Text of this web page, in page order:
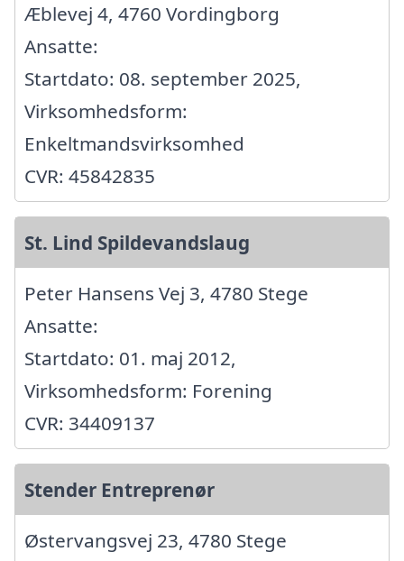
Æblevej 4, 4760 Vordingborg
Ansatte:
Startdato: 08. september 2025,
Virksomhedsform:
Enkeltmandsvirksomhed
CVR: 45842835
St. Lind Spildevandslaug
Peter Hansens Vej 3, 4780 Stege
Ansatte:
Startdato: 01. maj 2012,
Virksomhedsform: Forening
CVR: 34409137
Stender Entreprenør
Østervangsvej 23, 4780 Stege